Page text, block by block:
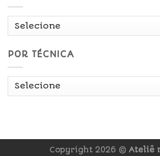
POR TÉCNICA
Copyright 2026 © Ateliê